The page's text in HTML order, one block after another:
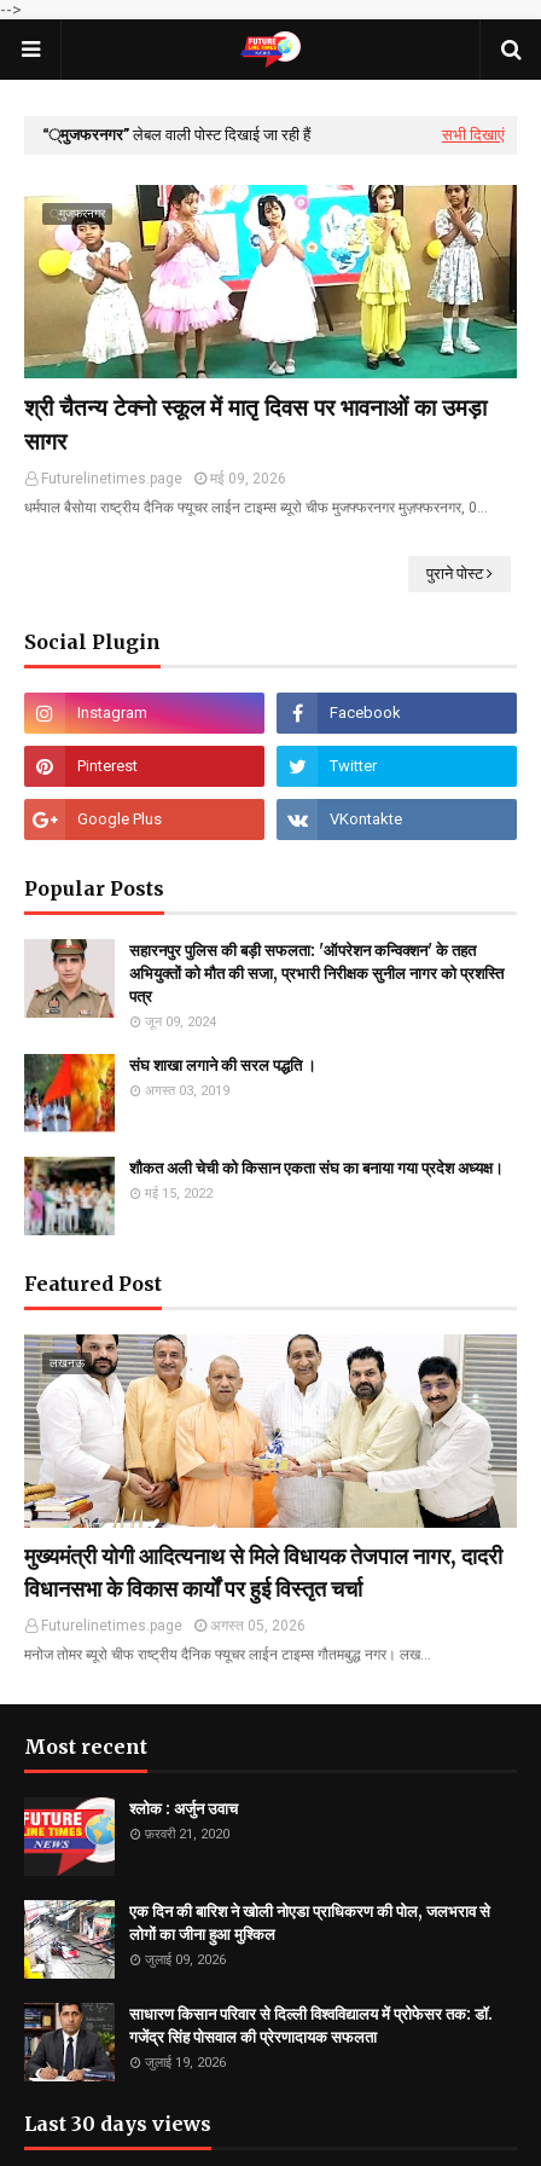
-->
्मुजफरनगर लेबल वाली पोस्ट दिखाई जा रही हैं सभी दिखाएं
्मुजफरनगर
श्री चैतन्य टेक्नो स्कूल में मातृ दिवस पर भावनाओं का उमड़ा
सागर
Futurelinetimes.page
मई 09, 2026
धर्मपाल बैसोया राष्ट्रीय दैनिक फ्यूचर लाईन टाइम्स ब्यूरो चीफ मुजफ्फरनगर मुज़फ्फरनगर, 0…
पुराने पोस्ट
Social Plugin
Popular Posts
सहारनपुर पुलिस की बड़ी सफलता: 'ऑपरेशन कन्विक्शन' के तहत
अभियुक्तों को मौत की सजा, प्रभारी निरीक्षक सुनील नागर को प्रशस्ति
पत्र
जून 09, 2024
संघ शाखा लगाने की सरल पद्धति ।
अगस्त 03, 2019
शौकत अली चेची को किसान एकता संघ का बनाया गया प्रदेश अध्यक्ष।
मई 15, 2022
Featured Post
लखनऊ
मुख्यमंत्री योगी आदित्यनाथ से मिले विधायक तेजपाल नागर, दादरी
विधानसभा के विकास कार्यों पर हुई विस्तृत चर्चा
Futurelinetimes.page
अगस्त 05, 2026
मनोज तोमर ब्यूरो चीफ राष्ट्रीय दैनिक फ्यूचर लाईन टाइम्स गौतमबुद्ध नगर। लख…
Most recent
श्लोक : अर्जुन उवाच
फ़रवरी 21, 2020
एक दिन की बारिश ने खोली नोएडा प्राधिकरण की पोल, जलभराव से
लोगों का जीना हुआ मुश्किल
जुलाई 09, 2026
साधारण किसान परिवार से दिल्ली विश्वविद्यालय में प्रोफेसर तक: डॉ.
गजेंद्र सिंह पोसवाल की प्रेरणादायक सफलता
जुलाई 19, 2026
Last 30 days views